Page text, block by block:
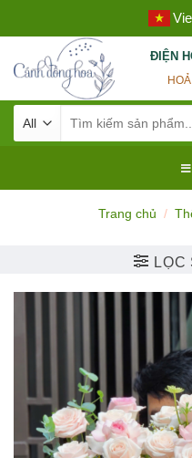
to
content
ĐIỆN
kiếm:
Trang chủ /
LỌC